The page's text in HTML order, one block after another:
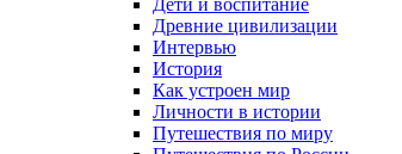
Дети и воспитание
Древние цивилизации
Интервью
История
Как устроен мир
Личности в истории
Путешествия по миру